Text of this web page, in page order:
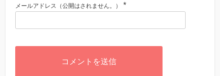
メールアドレス（公開はされません。） *